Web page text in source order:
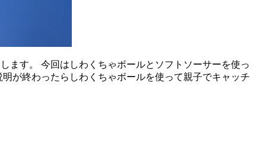
ます。 今回はしわくちゃボールとソフトソーサーを使っ
が終わったらしわくちゃボールを使って親子でキャッチ